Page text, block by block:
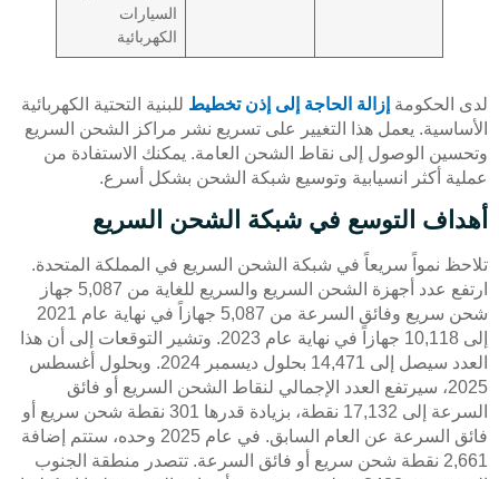
السيارات
الكهربائية
لدى الحكومة إزالة الحاجة إلى إذن تخطيط للبنية التحتية الكهربائية
الأساسية. يعمل هذا التغيير على تسريع نشر مراكز الشحن السريع
وتحسين الوصول إلى نقاط الشحن العامة. يمكنك الاستفادة من
عملية أكثر انسيابية وتوسيع شبكة الشحن بشكل أسرع.
أهداف التوسع في شبكة الشحن السريع
تلاحظ نمواً سريعاً في شبكة الشحن السريع في المملكة المتحدة.
ارتفع عدد أجهزة الشحن السريع والسريع للغاية من 5,087 جهاز
شحن سريع وفائق السرعة من 5,087 جهازاً في نهاية عام 2021
إلى 10,118 جهازاً في نهاية عام 2023. وتشير التوقعات إلى أن هذا
العدد سيصل إلى 14,471 بحلول ديسمبر 2024. وبحلول أغسطس
2025، سيرتفع العدد الإجمالي لنقاط الشحن السريع أو فائق
السرعة إلى 17,132 نقطة، بزيادة قدرها 301 نقطة شحن سريع أو
فائق السرعة عن العام السابق. في عام 2025 وحده، ستتم إضافة
2,661 نقطة شحن سريع أو فائق السرعة. تتصدر منطقة الجنوب